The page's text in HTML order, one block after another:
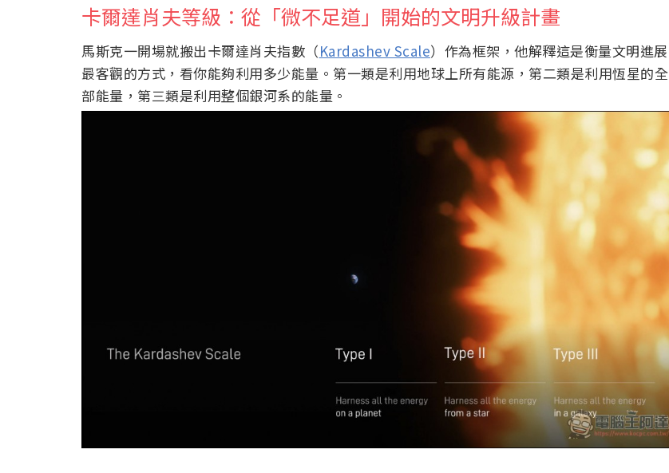
卡爾達肖夫等級：從「微不足道」開始的文明升級計畫
馬斯克一開場就搬出卡爾達肖夫指數（Kardashev Scale）作為框架，他解釋這是衡量文明進展
最客觀的方式，看你能夠利用多少能量。第一類是利用地球上所有能源，第二類是利用恆星的全
部能量，第三類是利用整個銀河系的能量。